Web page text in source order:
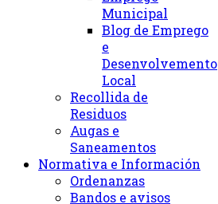
Municipal
Blog de Emprego
e
Desenvolvemento
Local
Recollida de
Residuos
Augas e
Saneamentos
Normativa e Información
Ordenanzas
Bandos e avisos